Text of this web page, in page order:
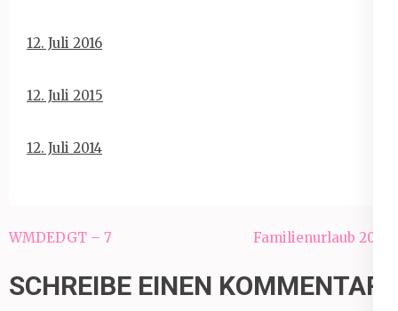
12. Juli 2016
12. Juli 2015
12. Juli 2014
Beitragsnavigation
WMDEDGT – 7 Familienurlaub 2019
SCHREIBE EINEN KOMMENTAR